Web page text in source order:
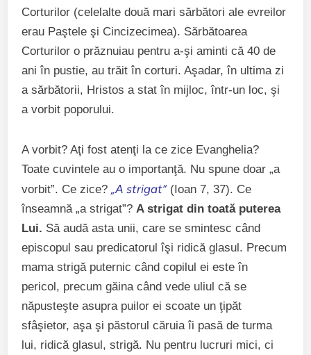
Corturilor (celelalte două mari sărbători ale evreilor
erau Paştele şi Cincizecimea). Sărbătoarea
Corturilor o prăznuiau pentru a-şi aminti că 40 de
ani în pustie, au trăit în corturi. Aşadar, în ultima zi
a sărbătorii, Hristos a stat în mijloc, într-un loc, şi
a vorbit poporului.
A vorbit? Aţi fost atenţi la ce zice Evanghelia?
Toate cuvintele au o importanţă. Nu spune doar „a
vorbit”. Ce zice?„A strigat”(Ioan 7, 37). Ce
înseamnă „a strigat”?A strigat din toată puterea
Lui. Să audă asta unii, care se smintesc când
episcopul sau predicatorul îşi ridică glasul. Precum
mama strigă puternic când copilul ei este în
pericol, precum găina când vede uliul că se
năpusteşte asupra puilor ei scoate un ţipăt
sfâşietor, aşa şi păstorul căruia îi pasă de turma
lui, ridică glasul, strigă. Nu pentru lucruri mici, ci